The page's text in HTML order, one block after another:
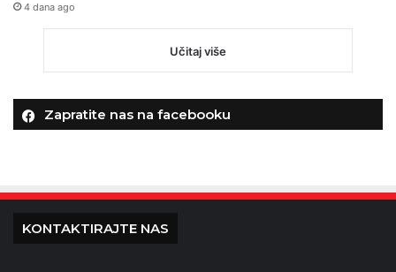
4 dana ago
Učitaj više
Zapratite nas na facebooku
KONTAKTIRAJTE NAS